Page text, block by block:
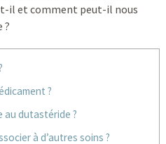
il et comment peut-il nous
?
?
au dutastéride ?
à d’autres soins ?